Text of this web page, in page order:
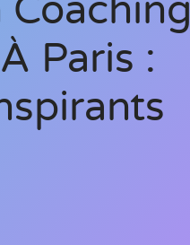
Coaching
Paris :